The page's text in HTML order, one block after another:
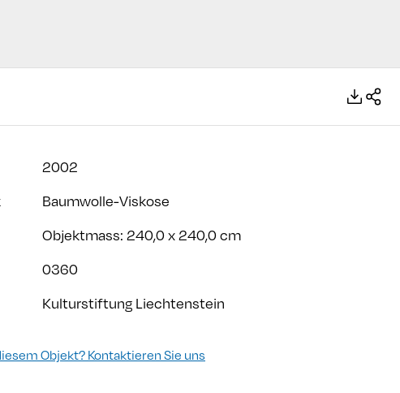
2002
Baumwolle-Viskose
Objektmass: 240,0 x 240,0 cm
0360
Kulturstiftung Liechtenstein
Objekt? Kontaktieren Sie uns